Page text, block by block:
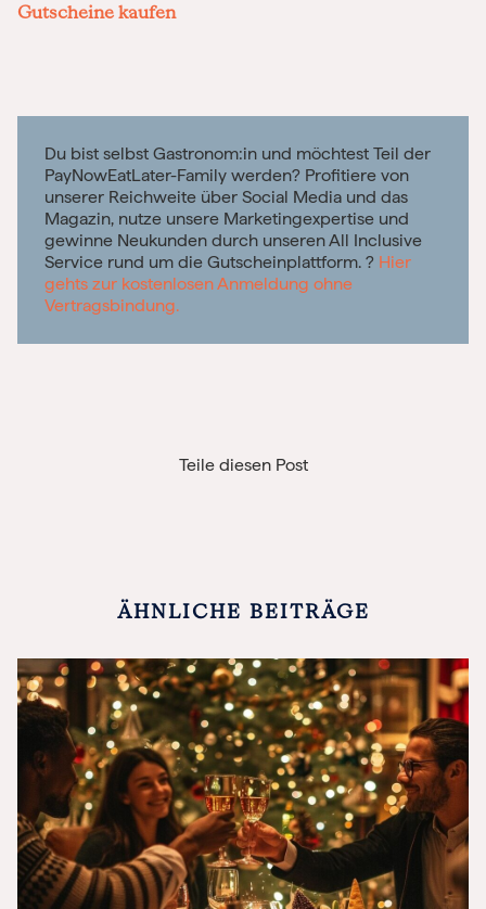
Gutscheine kaufen
Du bist selbst Gastronom:in und möchtest Teil der
PayNowEatLater-Family werden? Profitiere von
unserer Reichweite über Social Media und das
Magazin, nutze unsere Marketingexpertise und
gewinne Neukunden durch unseren All Inclusive
Service rund um die Gutscheinplattform. ? Hier
gehts zur kostenlosen Anmeldung ohne
Vertragsbindung.
Teile diesen Post
ÄHNLICHE BEITRÄGE